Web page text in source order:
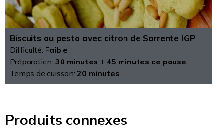
Biscuits au pesto avec citron de Sorrente IGP
Difficulté: Faible
Préparation: 30 minutes + 45 minutes de pause
Temps de cuisson: 20 minutes
Produits connexes